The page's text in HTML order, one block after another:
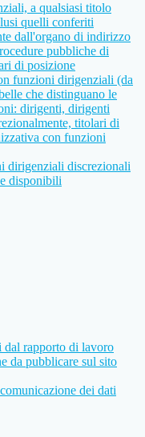
a qualsiasi titolo
quelli conferiti
dall'organo di indirizzo
pubbliche di
di posizione
funzioni dirigenziali (da
che distinguano le
dirigenti, dirigenti
titolari di
con funzioni
dirigenziali discrezionali
disponibili
dal rapporto di lavoro
da pubblicare sul sito
dei dati